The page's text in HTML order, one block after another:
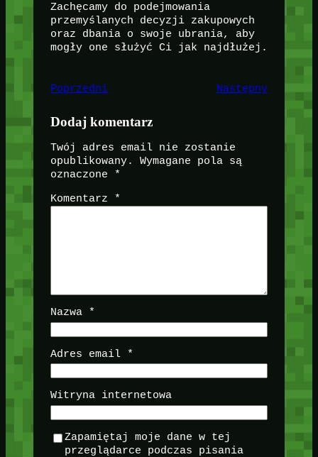
Zachęcamy do podejmowania
przemyślanych decyzji zakupowych
oraz dbania o swoje ubrania, aby
mogły one służyć Ci jak najdłużej.
Poprzedni Następny
Dodaj komentarz
Twój adres email nie zostanie
opublikowany.
Wymagane pola są
oznaczone
*
Komentarz *
Nazwa *
Adres email *
Witryna internetowa
Zapamiętaj moje dane w tej
przeglądarce podczas pisania